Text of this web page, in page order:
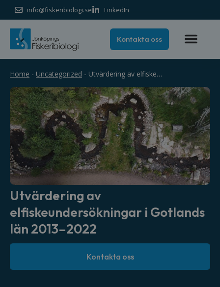
info@fiskeribiologi.se LinkedIn
Kontakta oss
Home - Uncategorized - Utvärdering av elfiskeundersökningar i Gotlands län 2013–2022
Utvärdering av
elfiskeundersökningar i Gotlands
län 2013–2022
Kontakta oss